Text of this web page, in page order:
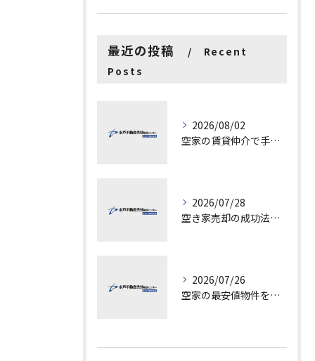
最近の投稿
Recent
Posts
2026/08/02
空家の賃貸仲介で手数料と上限を徹底解説し200万円物件の注意点も紹介
2026/07/28
空き家売却の成功法と注意点
2026/07/26
空家の最安値物件を茨城県水戸市つくば市で探す方法と賢い売却ポイントを徹底解説